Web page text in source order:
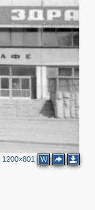
1200×801 W